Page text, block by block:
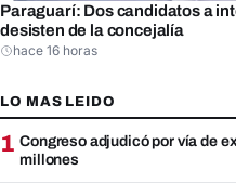
Paraguarí: Dos candidatos a
desisten de la concejalía
hace 16 horas
LO MAS LEIDO
1 Congreso adjudicó por vía de
millones